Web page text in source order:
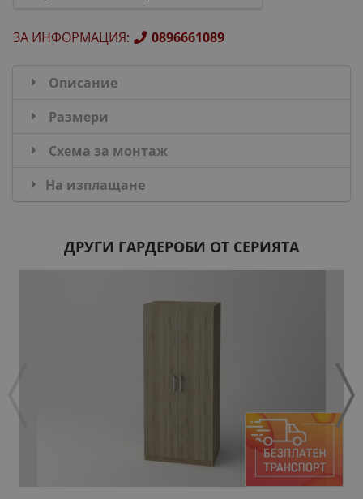
ЗА ИНФОРМАЦИЯ: 0896661089
Описание
Размери
Схема за монтаж
На изплащане
ДРУГИ ГАРДЕРОБИ ОТ СЕРИЯТА